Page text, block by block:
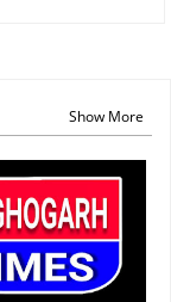
Show More